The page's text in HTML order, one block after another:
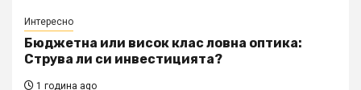
Интересно
Бюджетна или висок клас ловна оптика:
Струва ли си инвестицията?
1 година ago